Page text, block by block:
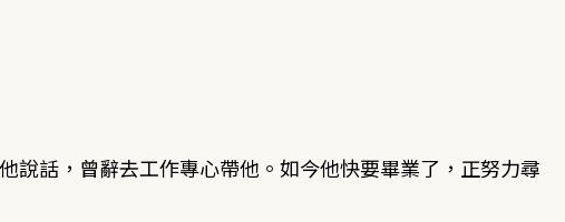
說話，曾辭去工作專心帶他。如今他快要畢業了，正努力尋